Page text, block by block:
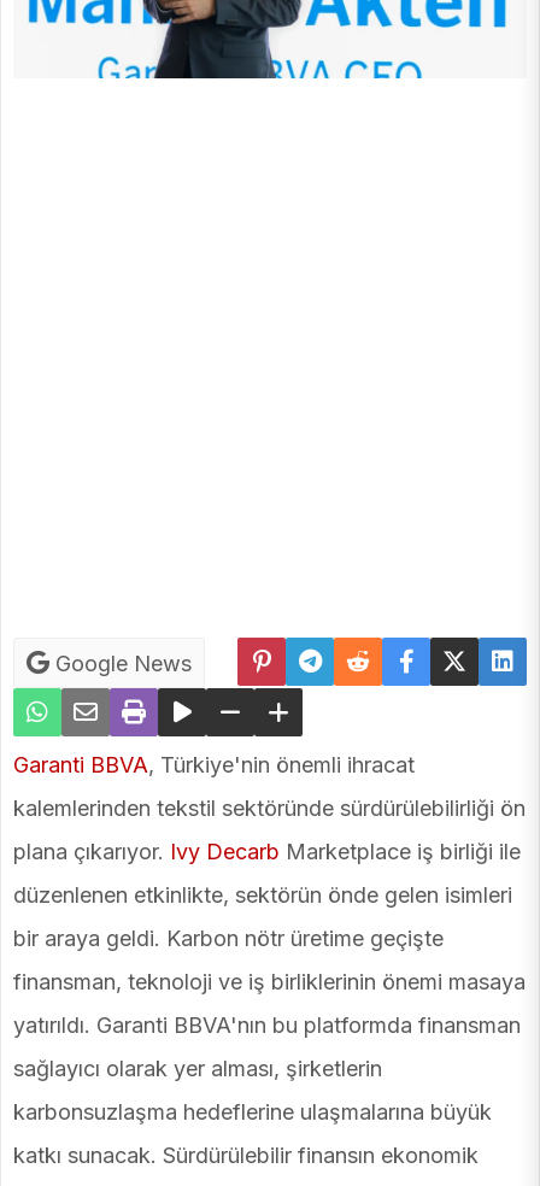
Google News
Garanti BBVA, Türkiye'nin önemli ihracat
kalemlerinden tekstil sektöründe sürdürülebilirliği ön
plana çıkarıyor. Ivy Decarb Marketplace iş birliği ile
düzenlenen etkinlikte, sektörün önde gelen isimleri
bir araya geldi. Karbon nötr üretime geçişte
finansman, teknoloji ve iş birliklerinin önemi masaya
yatırıldı. Garanti BBVA'nın bu platformda finansman
sağlayıcı olarak yer alması, şirketlerin
karbonsuzlaşma hedeflerine ulaşmalarına büyük
katkı sunacak. Sürdürülebilir finansın ekonomik